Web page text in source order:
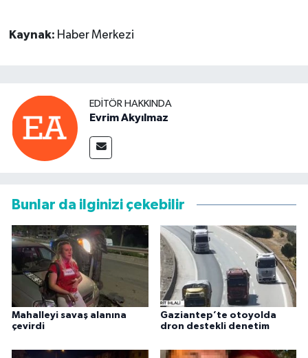
Kaynak: Haber Merkezi
EDITÖR HAKKINDA
Evrim Akyılmaz
Bunlar da ilginizi çekebilir
Mahalleyi savaş alanına
çevirdi
Gaziantep’te otoyolda
dron destekli denetim